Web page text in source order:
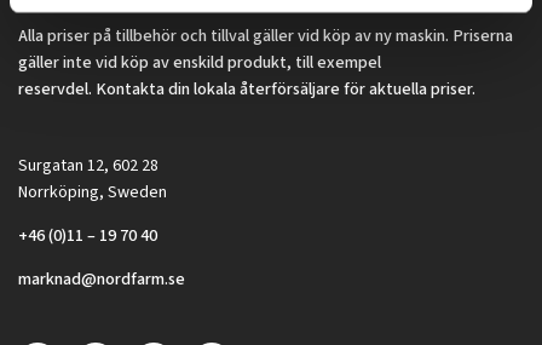
Alla priser på tillbehör och tillval gäller vid köp av ny maskin. Priserna
gäller inte vid köp av enskild produkt, till exempel
reservdel. Kontakta din lokala återförsäljare för aktuella priser.
Surgatan 12, 602 28
Norrköping, Sweden
+46 (0)11 – 19 70 40
marknad@nordfarm.se